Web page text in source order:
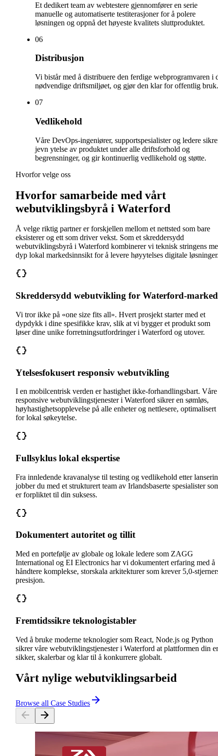
Et dedikert team av webtestere gjennomfører en serie
manuelle og automatiserte testiterasjoner for å polere
løsningen og oppnå det høyeste kvalitets sluttproduktet.
06
Distribusjon
Vi bistår med å distribuere den ferdige webprogramvaren i
nødvendige driftsmiljøet, og gjør den klar for offentlig bruk.
07
Vedlikehold
Våre DevOps-ingeniører, supportspesialister og ledere
jevn ytelse av produktet under alle driftsforhold og
begrensninger, og gir kontinuerlig vedlikehold og støtte.
Hvorfor velge oss
Hvorfor samarbeide med vårt
webutviklingsbyrå i Waterford
Å velge riktig partner er forskjellen mellom et nettsted som bare
eksisterer og ett som driver vekst. Som et skreddersydd
webutviklingsbyrå i Waterford kombinerer vi teknisk stringens
dyp lokal markedsinnsikt for å levere høyytelses digitale
Skreddersydd webutvikling for Waterford-
Vi tror ikke på «one size fits all». Hvert prosjekt starter med et
dypdykk i dine spesifikke krav, slik at vi bygger et produkt som
løser dine unike forretningsutfordringer i Waterford og utover.
Ytelsesfokusert responsiv webutvikling
I en mobilcentrisk verden er hastighet ikke-forhandlingsbart. Våre
responsive webutviklingstjenester i Waterford sikrer en sømløs,
høyhastighetsopplevelse på alle enheter og nettlesere, optimalisert
for lokal søkeytelse.
Fullsyklus lokal ekspertise
Fra innledende kravanalyse til testing og vedlikehold etter
jobber du med et strukturert team av Irlandsbaserte spesialister
er forpliktet til din suksess.
Dokumentert autoritet og tillit
Med en portefølje av globale og lokale ledere som ZAGG
International og EI Electronics har vi dokumentert erfaring med å
håndtere komplekse, storskala arkitekturer som krever 5,0-
presisjon.
Fremtidssikre teknologistabler
Ved å bruke moderne teknologier som React, Node.js og Python
sikrer våre webutviklingstjenester i Waterford at plattformen din er
sikker, skalerbar og klar til å konkurrere globalt.
Vårt nylige webutviklingsarbeid
Browse all Case Studies